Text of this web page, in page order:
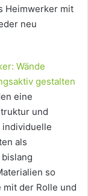
Heimwerker mit
neu
Wände
gestalten
eine
und
individuelle
als
so
der Rolle und